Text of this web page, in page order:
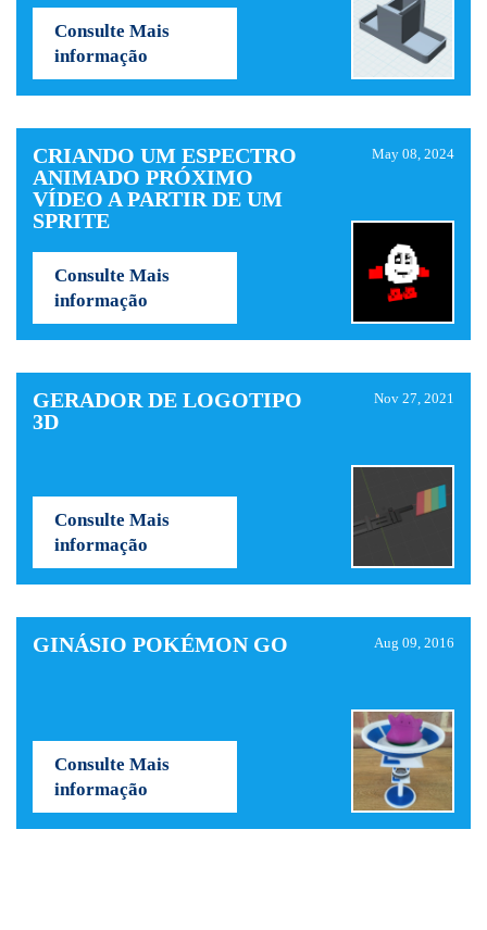
Consulte Mais
informação
CRIANDO UM ESPECTRO
ANIMADO PRÓXIMO
VÍDEO A PARTIR DE UM
SPRITE
May 08, 2024
Consulte Mais
informação
GERADOR DE LOGOTIPO
3D
Nov 27, 2021
Consulte Mais
informação
GINÁSIO POKÉMON GO Aug 09, 2016
Consulte Mais
informação